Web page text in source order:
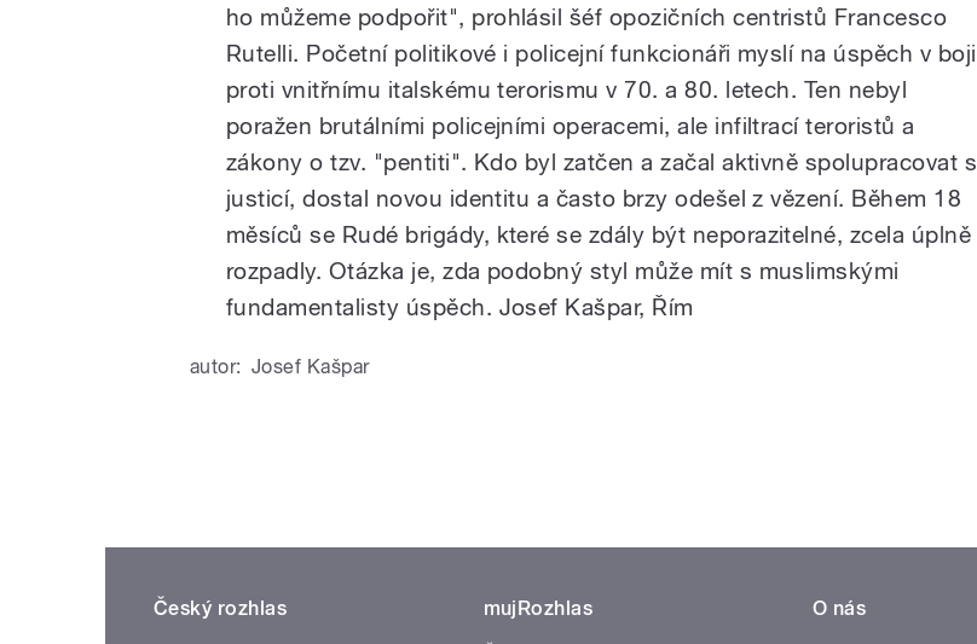
ho můžeme podpořit", prohlásil šéf opozičních centristů Francesco
Rutelli. Početní politikové i policejní funkcionáři myslí na úspěch v boji
proti vnitřnímu italskému terorismu v 70. a 80. letech. Ten nebyl
poražen brutálními policejními operacemi, ale infiltrací teroristů a
zákony o tzv. "pentiti". Kdo byl zatčen a začal aktivně spolupracovat s
justicí, dostal novou identitu a často brzy odešel z vězení. Během 18
měsíců se Rudé brigády, které se zdály být neporazitelné, zcela úplně
rozpadly. Otázka je, zda podobný styl může mít s muslimskými
fundamentalisty úspěch. Josef Kašpar, Řím
autor: Josef Kašpar
Český rozhlas
mujRozhlas
O nás